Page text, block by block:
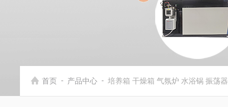
首页 - 产品中心 - 培养箱 干燥箱 气氛炉 水浴锅 振荡器